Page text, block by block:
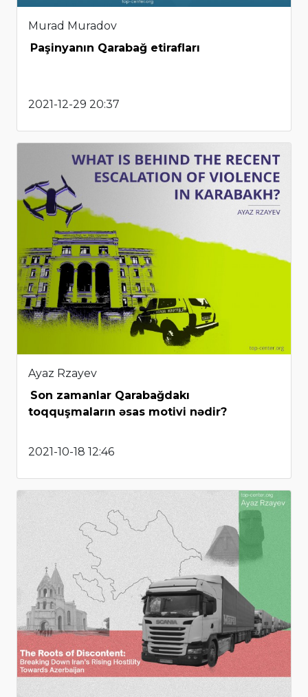
Murad Muradov
Paşinyanın Qarabağ etirafları
2021-12-29 20:37
Ayaz Rzayev
Son zamanlar Qarabağdakı
toqquşmaların əsas motivi nədir?
2021-10-18 12:46